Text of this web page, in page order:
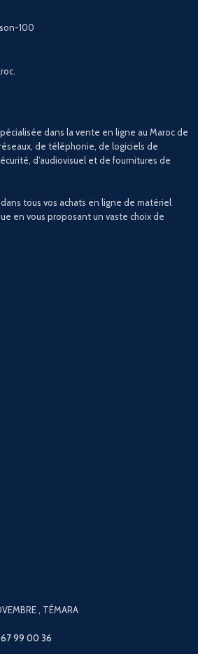
dans la vente en ligne au Maroc de
de téléphonie, de logiciels de
d’audiovisuel et de fournitures de
tous vos achats en ligne de matériel
en vous proposant un vaste choix de
, TÉMARA
99 00 36